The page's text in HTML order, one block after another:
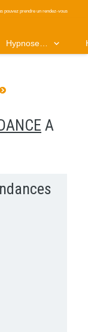
pouvez prendre un rendez-vous
Hypnose…
A